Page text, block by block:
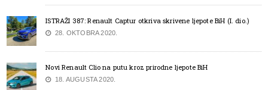
ISTRAŽI 387: Renault Captur otkriva skrivene ljepote BiH (I. dio.)
28. OKTOBRA 2020.
Novi Renault Clio na putu kroz prirodne ljepote BiH
18. AUGUSTA 2020.